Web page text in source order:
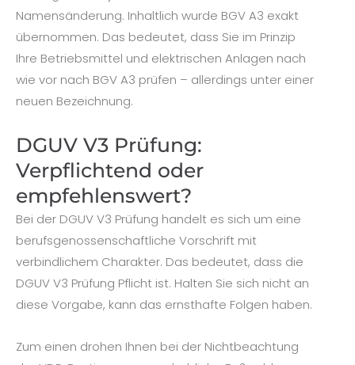
Namensänderung. Inhaltlich wurde BGV A3 exakt
übernommen. Das bedeutet, dass Sie im Prinzip
Ihre Betriebsmittel und elektrischen Anlagen nach
wie vor nach BGV A3 prüfen – allerdings unter einer
neuen Bezeichnung.
DGUV V3 Prüfung:
Verpflichtend oder
empfehlenswert?
Bei der DGUV V3 Prüfung handelt es sich um eine
berufsgenossenschaftliche Vorschrift mit
verbindlichem Charakter. Das bedeutet, dass die
DGUV V3 Prüfung Pflicht ist. Halten Sie sich nicht an
diese Vorgabe, kann das ernsthafte Folgen haben.
Zum einen drohen Ihnen bei der Nichtbeachtung